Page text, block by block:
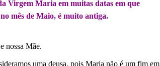
Virgem Maria em muitas datas em que
mês de Maio, é muito antiga.
nossa Mãe.
uma deusa, pois Maria não é um fim em